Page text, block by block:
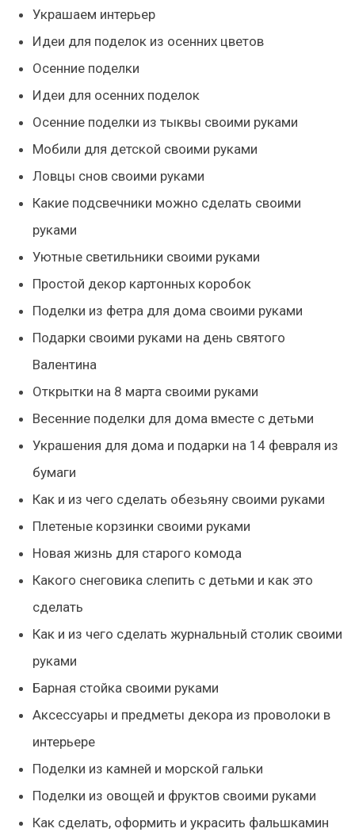
Украшаем интерьер
Идеи для поделок из осенних цветов
Осенние поделки
Идеи для осенних поделок
Осенние поделки из тыквы своими руками
Мобили для детской своими руками
Ловцы снов своими руками
Какие подсвечники можно сделать своими
руками
Уютные светильники своими руками
Простой декор картонных коробок
Поделки из фетра для дома своими руками
Подарки своими руками на день святого
Валентина
Открытки на 8 марта своими руками
Весенние поделки для дома вместе с детьми
Украшения для дома и подарки на 14 февраля из
бумаги
Как и из чего сделать обезьяну своими руками
Плетеные корзинки своими руками
Новая жизнь для старого комода
Какого снеговика слепить с детьми и как это
сделать
Как и из чего сделать журнальный столик своими
руками
Барная стойка своими руками
Аксессуары и предметы декора из проволоки в
интерьере
Поделки из камней и морской гальки
Поделки из овощей и фруктов своими руками
Как сделать, оформить и украсить фальшкамин